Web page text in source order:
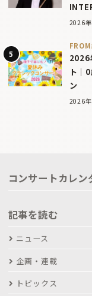
2026
2026
ト｜
ン
2026
コンサートカレン
記事を読む
ニュース
企画・連載
トピックス